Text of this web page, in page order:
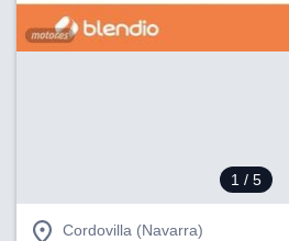
1 / 5
Cordovilla (Navarra)